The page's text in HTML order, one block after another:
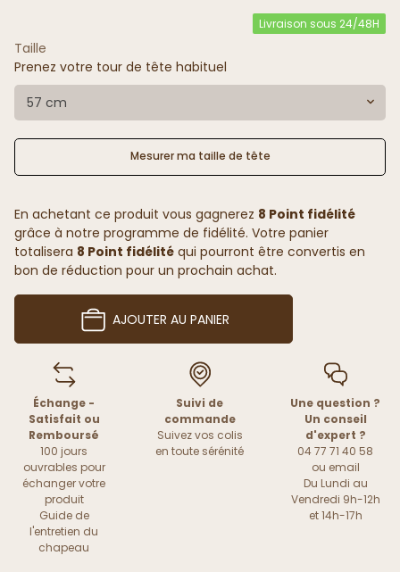
Livraison sous 24/48H
Taille
Prenez votre tour de tête habituel
57 cm
Mesurer ma taille de tête
En achetant ce produit vous gagnerez 8 Point fidélité
grâce à notre programme de fidélité. Votre panier
totalisera 8 Point fidélité qui pourront être convertis en
bon de réduction pour un prochain achat.
AJOUTER AU PANIER
Échange -
Satisfait ou
Remboursé
100 jours
ouvrables pour
échanger votre
produit
Guide de
l'entretien du
chapeau
Suivi de
commande
Suivez vos colis
en toute sérénité
Une question ?
Un conseil
d'expert ?
04 77 71 40 58
ou email
Du Lundi au
Vendredi 9h-12h
et 14h-17h